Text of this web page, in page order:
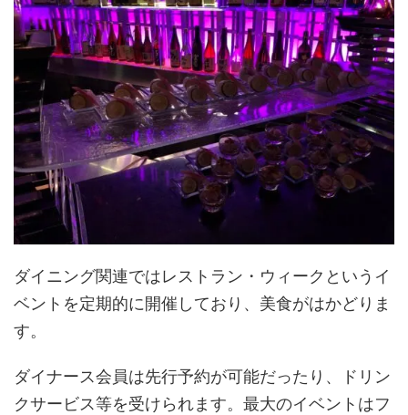
ダイニング関連ではレストラン・ウィークというイ
ベントを定期的に開催しており、美食がはかどりま
す。
ダイナース会員は先行予約が可能だったり、ドリン
クサービス等を受けられます。最大のイベントはフ